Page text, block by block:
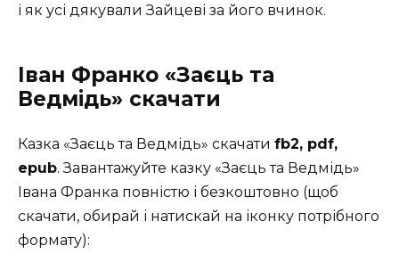
і як усі дякували Зайцеві за його вчинок.
Іван Франко «Заєць та
Ведмідь» скачати
Казка «Заєць та Ведмідь» скачати fb2, pdf,
epub. Завантажуйте казку «Заєць та Ведмідь»
Івана Франка повністю і безкоштовно (щоб
скачати, обирай і натискай на іконку потрібного
формату):